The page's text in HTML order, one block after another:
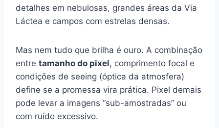
detalhes em nebulosas, grandes áreas da Via
Láctea e campos com estrelas densas.
Mas nem tudo que brilha é ouro. A combinação
entre tamanho do pixel, comprimento focal e
condições de seeing (óptica da atmosfera)
define se a promessa vira prática. Pixel demais
pode levar a imagens “sub-amostradas” ou
com ruído excessivo.